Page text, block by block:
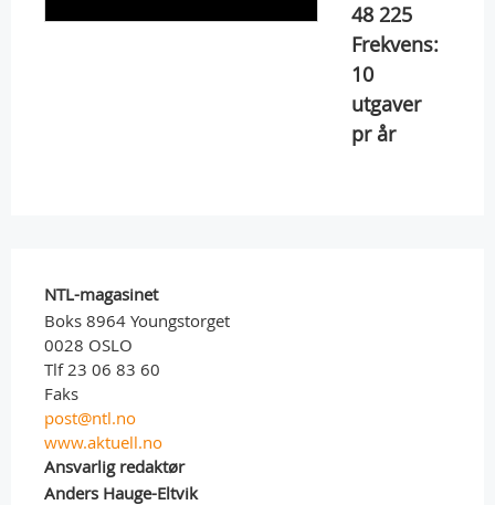
48 225
Frekvens:
10
utgaver
pr år
NTL-magasinet
Boks 8964 Youngstorget
0028 OSLO
Tlf 23 06 83 60
Faks
post@ntl.no
www.aktuell.no
Ansvarlig redaktør
Anders Hauge-Eltvik